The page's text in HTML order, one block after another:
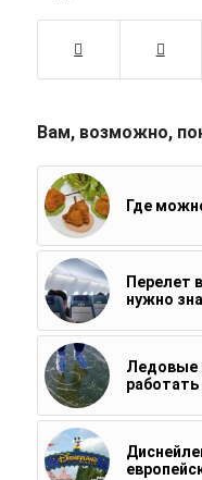
Вам, возможно,
Где
Перелет
нужно
Ледовые
работать